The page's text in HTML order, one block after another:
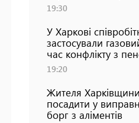
19:30
У Харкові
застосували
час конфлікту з
19:20
Жителя
посадити у
борг з аліментів